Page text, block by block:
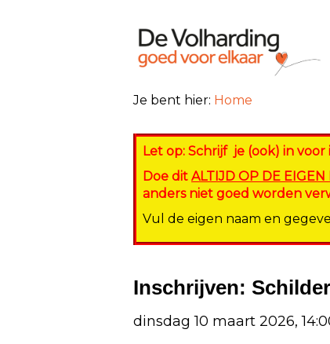
Je bent hier: Home
Let op: Schrijf je (ook) in
Doe dit ALTIJD OP DE EIGEN
anders niet goed worden
Vul de eigen naam en
Inschrijven:
dinsdag 10 maart 2026,